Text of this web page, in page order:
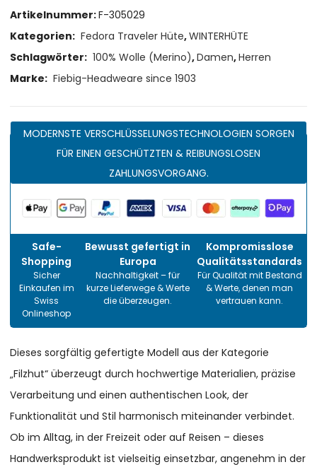
Artikelnummer:F-305029
Kategorien: Fedora Traveler Hüte,WINTERHÜTE
Schlagwörter: 100% Wolle (Merino),Damen,Herren
Marke: Fiebig-Headweare since 1903
MODERNSTE VERSCHLÜSSELUNGSTECHNOLOGIEN SORGEN
FÜR EINEN GESCHÜTZTEN & REIBUNGSLOSEN
ZAHLUNGSVORGANG.
Safe-
Shopping
Sicher
Einkaufen im
Swiss
Onlineshop
Bewusst gefertigt in
Europa
Nachhaltigkeit – für
kurze Lieferwege & Werte
die überzeugen.
Kompromisslose
Qualitätsstandards
Für Qualität mit Bestand
& Werte, denen man
vertrauen kann.
Dieses sorgfältig gefertigte Modell aus der Kategorie
„Filzhut“ überzeugt durch hochwertige Materialien, präzise
Verarbeitung und einen authentischen Look, der
Funktionalität und Stil harmonisch miteinander verbindet.
Ob im Alltag, in der Freizeit oder auf Reisen – dieses
Handwerksprodukt ist vielseitig einsetzbar, angenehm in der